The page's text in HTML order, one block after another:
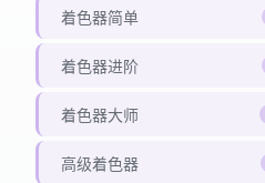
着色器简单
着色器进阶
着色器大师
高级着色器